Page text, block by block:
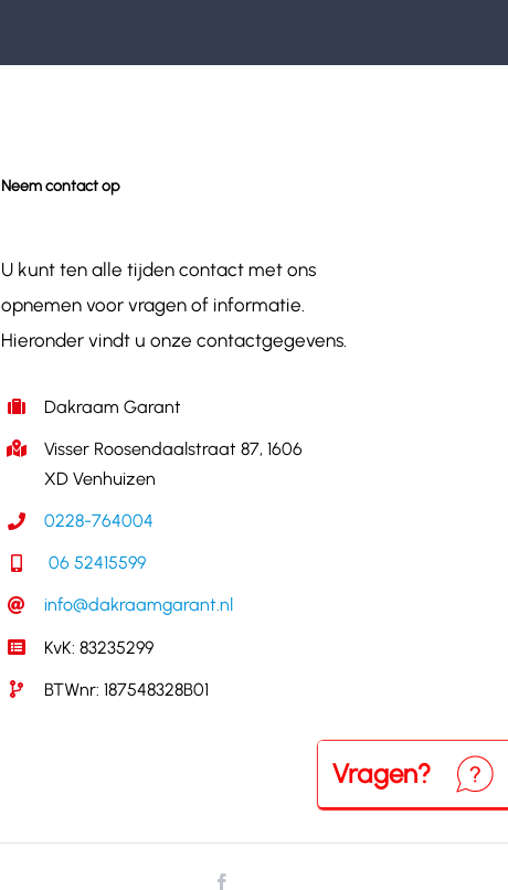
Neem contact op
U kunt ten alle tijden contact met ons
opnemen voor vragen of informatie.
Hieronder vindt u onze contactgegevens.
Dakraam Garant
Visser Roosendaalstraat 87, 1606
XD Venhuizen
0228-764004
06 52415599
info@dakraamgarant.nl
KvK: 83235299
BTWnr: 187548328B01
Vragen?